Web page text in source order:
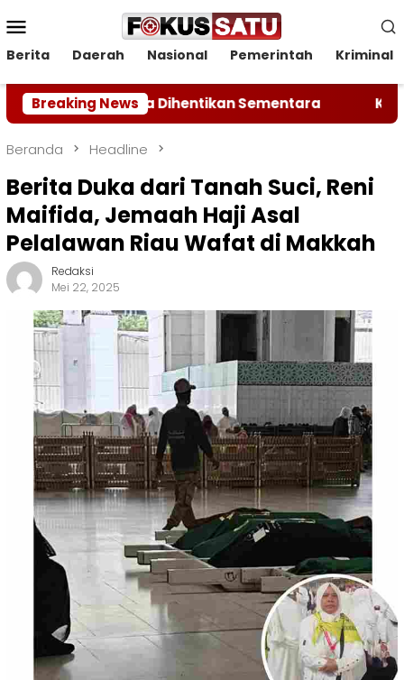
ke
kontenMobile
Berita Daerah Nasional Pemerintah Kriminal
Breaking News
Dihentikan Sementara Kodam XIX
Beranda Headline
Berita Duka dari Tanah Suci, Reni
Maifida, Jemaah Haji Asal
Pelalawan Riau Wafat di Makkah
Redaksi
Mei 22, 2025